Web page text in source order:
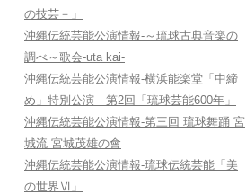
の技芸－」
沖縄伝統芸能公演情報-～琉球古典音楽の
調べ～歌会-uta kai-
沖縄伝統芸能公演情報-横浜能楽堂「中締
め」特別公演 第2回「琉球芸能600年」
沖縄伝統芸能公演情報-第三回 琉球舞踊 宮
城流 宮城茂雄の會
沖縄伝統芸能公演情報-琉球伝統芸能「美
の世界Ⅵ」